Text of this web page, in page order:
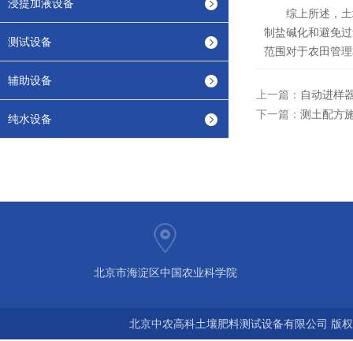
浸提加液设备
测试设备
辅助设备
纯水设备
综上所述，土
制盐碱化和避免
范围对于农田管
上一篇： 自动进样
下一篇： 测土配方
北京市海淀区中国农业科学院
北京中农高科土壤肥料测试设备有限公司 版